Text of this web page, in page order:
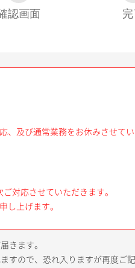
認画面 完
及び通常業務をお休みさせてい
対応させていただきます。
し上げます。
きます。
ので、恐れ入りますが再度ご